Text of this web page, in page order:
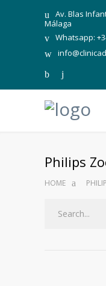
Av. Blas
Málaga
Whatsapp:
Philips
HOME